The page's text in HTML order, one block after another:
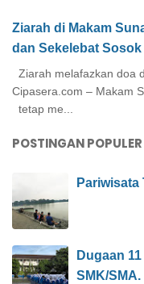
Ziarah di Makam
dan Sekelebat
Ziarah melafazkan doa
Cipasera.com –
tetap me...
POSTINGAN POPULER
Pariwisata
Dugaan
SMK/